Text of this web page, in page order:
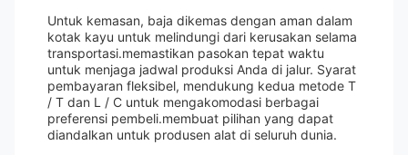
Untuk kemasan, baja dikemas dengan aman dalam
kotak kayu untuk melindungi dari kerusakan selama
transportasi.memastikan pasokan tepat waktu
untuk menjaga jadwal produksi Anda di jalur. Syarat
pembayaran fleksibel, mendukung kedua metode T
/ T dan L / C untuk mengakomodasi berbagai
preferensi pembeli.membuat pilihan yang dapat
diandalkan untuk produsen alat di seluruh dunia.